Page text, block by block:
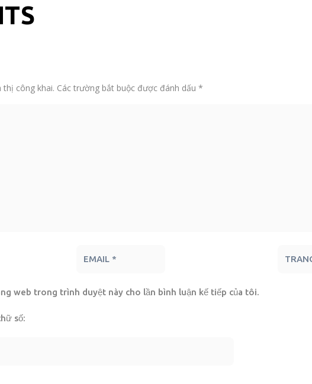
thị công khai. Các trường bắt buộc được đánh dấu *
web trong trình duyệt này cho lần bình luận kế tiếp của tôi.
số: